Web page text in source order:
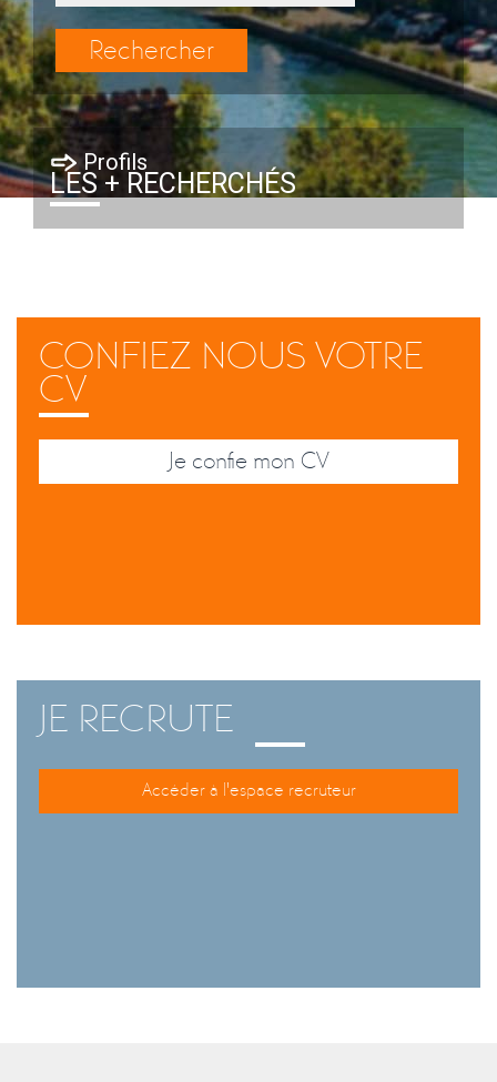
Profils
LES + RECHERCHÉS
CONFIEZ NOUS VOTRE
CV
Je confie mon CV
JE RECRUTE
Accéder à l'espace recruteur